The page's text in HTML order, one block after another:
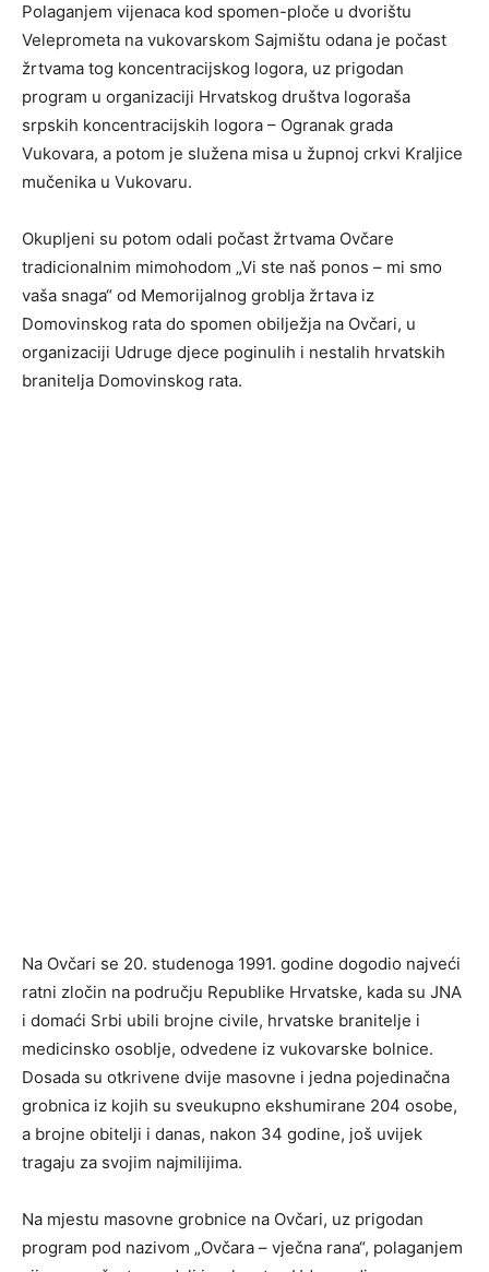
Polaganjem vijenaca kod spomen-ploče u dvorištu
Veleprometa na vukovarskom Sajmištu odana je počast
žrtvama tog koncentracijskog logora, uz prigodan
program u organizaciji Hrvatskog društva logoraša
srpskih koncentracijskih logora – Ogranak grada
Vukovara, a potom je služena misa u župnoj crkvi Kraljice
mučenika u Vukovaru.
Okupljeni su potom odali počast žrtvama Ovčare
tradicionalnim mimohodom „Vi ste naš ponos – mi smo
vaša snaga“ od Memorijalnog groblja žrtava iz
Domovinskog rata do spomen obilježja na Ovčari, u
organizaciji Udruge djece poginulih i nestalih hrvatskih
branitelja Domovinskog rata.
Na Ovčari se 20. studenoga 1991. godine dogodio najveći
ratni zločin na području Republike Hrvatske, kada su JNA
i domaći Srbi ubili brojne civile, hrvatske branitelje i
medicinsko osoblje, odvedene iz vukovarske bolnice.
Dosada su otkrivene dvije masovne i jedna pojedinačna
grobnica iz kojih su sveukupno ekshumirane 204 osobe,
a brojne obitelji i danas, nakon 34 godine, još uvijek
tragaju za svojim najmilijima.
Na mjestu masovne grobnice na Ovčari, uz prigodan
program pod nazivom „Ovčara – vječna rana“, polaganjem